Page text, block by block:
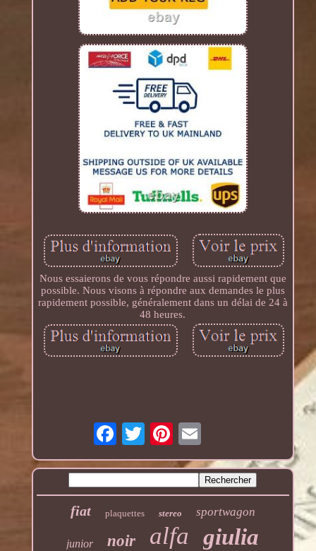
Nous essaierons de vous répondre aussi rapidement que
possible. Nous visons à répondre aux demandes le plus
rapidement possible, généralement dans un délai de 24 à
48 heures.
fiat plaquettes stereo sportwagon
junior noir alfa giulia